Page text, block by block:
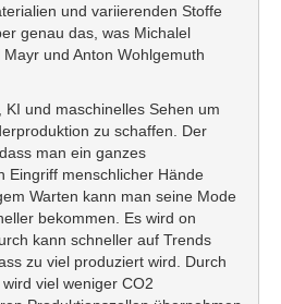
und variierenden Stoffe
genau das, was Michalel
und Anton Wohlgemuth
und maschinelles Sehen um
zu schaffen. Der
man ein ganzes
Eingriff menschlicher Hände
Warten kann man seine Mode
bekommen. Es wird on
kann schneller auf Trends
zu viel produziert wird. Durch
viel weniger CO2